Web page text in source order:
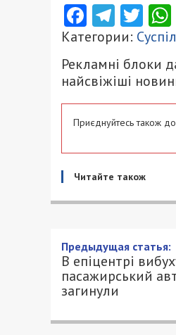
Категории:
Рекламні блоки
найсвіжіші
Приєднуйтесь також
Читайте також
Предыдущая статья:
В епіцентрі
пасажирський
загинули